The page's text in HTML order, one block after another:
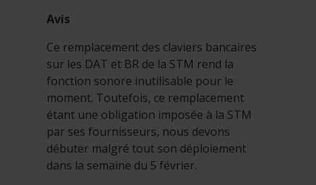
Avis
Ce remplacement des claviers bancaires
sur les DAT et BR de la STM rend la
fonction sonore inutilisable pour le
moment. Toutefois, ce remplacement
étant une obligation imposée à la STM
par ses fournisseurs, nous devons
débuter malgré tout son déploiement
dans la semaine du 5 février.